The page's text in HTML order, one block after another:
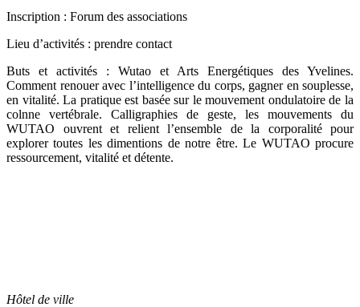
Inscription : Forum des associations
Lieu d’activités : prendre contact
Buts et activités : Wutao et Arts Energétiques des Yvelines.
Comment renouer avec l’intelligence du corps, gagner en souplesse,
en vitalité. La pratique est basée sur le mouvement ondulatoire de la
colnne vertébrale. Calligraphies de geste, les mouvements du
WUTAO ouvrent et relient l’ensemble de la corporalité pour
explorer toutes les dimentions de notre être. Le WUTAO procure
ressourcement, vitalité et détente.
Hôtel de ville